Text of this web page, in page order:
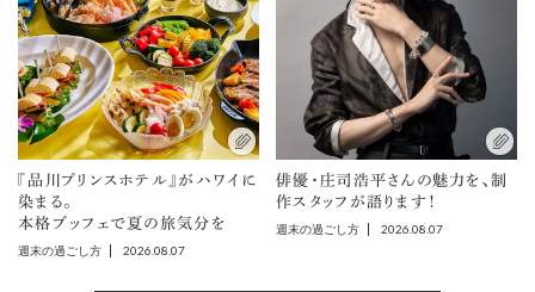
『品川プリンスホテル』がハワイに
染まる。
本格ブッフェで夏の旅気分を
週末の過ごし方 2026.08.07
俳優・庄司浩平さんの魅力を、制
作スタッフが語ります！
週末の過ごし方 2026.08.07